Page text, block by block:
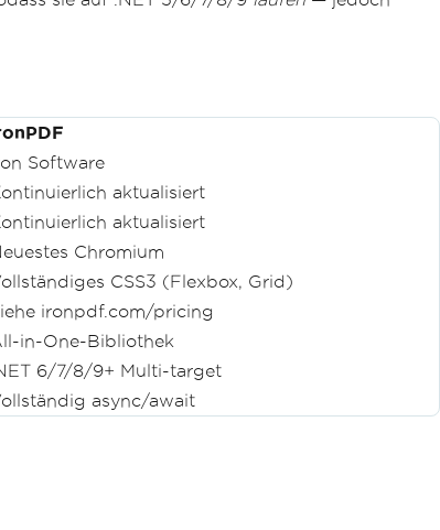
Software
aktualisiert
aktualisiert
Chromium
CSS3 (Flexbox, Grid)
ironpdf.com/pricing
in-One-Bibliothek
6/7/8/9+ Multi-target
async/await